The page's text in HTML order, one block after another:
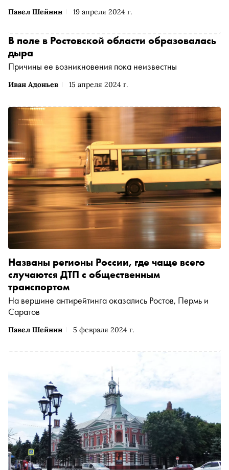
Павел Шейнин 19 апреля 2024 г.
Иван Адоньев 15 апреля 2024 г.
В поле в Ростовской области образовалась
дыра
Причины ее возникновения пока неизвестны
Павел Шейнин 5 февраля 2024 г.
Названы регионы России, где чаще всего
случаются ДТП с общественным
транспортом
На вершине антирейтинга оказались Ростов, Пермь и
Саратов